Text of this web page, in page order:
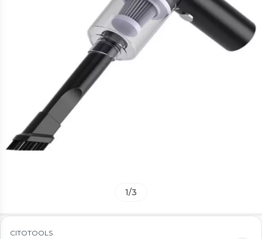
1/3
CITOTOOLS